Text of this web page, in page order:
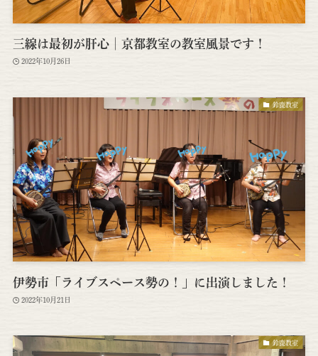
三線は最初が肝心│京都教室の教室風景です！
2022年10月26日
鈴鹿教室
伊勢市「ライブスペース勢の！」に出演しました！
2022年10月21日
鈴鹿教室